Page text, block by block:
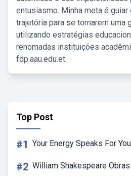
entusiasmo. Minha meta é
trajetória para se tornarem uma
utilizando estratégias
renomadas instituições
fdp.aau.edu.et.
Top Post
#1 Your Energy Speaks For
#2 William Shakespeare